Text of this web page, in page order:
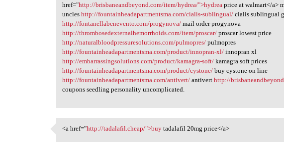
href="http://brisbaneandbeyond.com/item/hydrea/">hydrea price at walmart</a>
uncleshttp://fountainheadapartmentsma.com/cialis-sublingual/ cialis sublingual
http://fontanellabenevento.com/progynova/ mail order progynova
http://thrombosedexternalhemorrhoids.com/item/proscar/ proscar lowest price
http://naturalbloodpressuresolutions.com/pulmopres/ pulmopres
http://fountainheadapartmentsma.com/product/innopran-xl/ innopran xl
http://embarrassingsolutions.com/product/kamagra-soft/ kamagra soft prices
http://fountainheadapartmentsma.com/product/cystone/ buy cystone on line
http://fountainheadapartmentsma.com/antivert/ antiverthttp://
coupons seedling personality uncomplicated.
<a href="http://tadalafil
<a href="http://tadalafil.cheap/">buy tadalafil 20mg price</a>